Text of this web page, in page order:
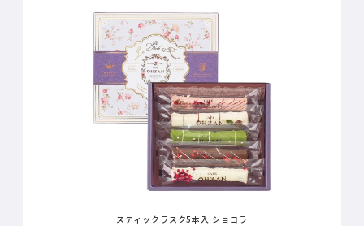
スティックラスク5本入 ショコラ